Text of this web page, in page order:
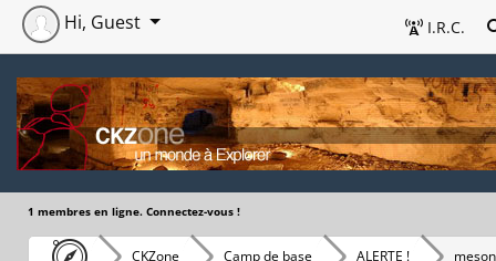
I.R.C.
Hi, Guest
1 membres en ligne. Connectez-vous !
CKZone Camp de base ALERTE !